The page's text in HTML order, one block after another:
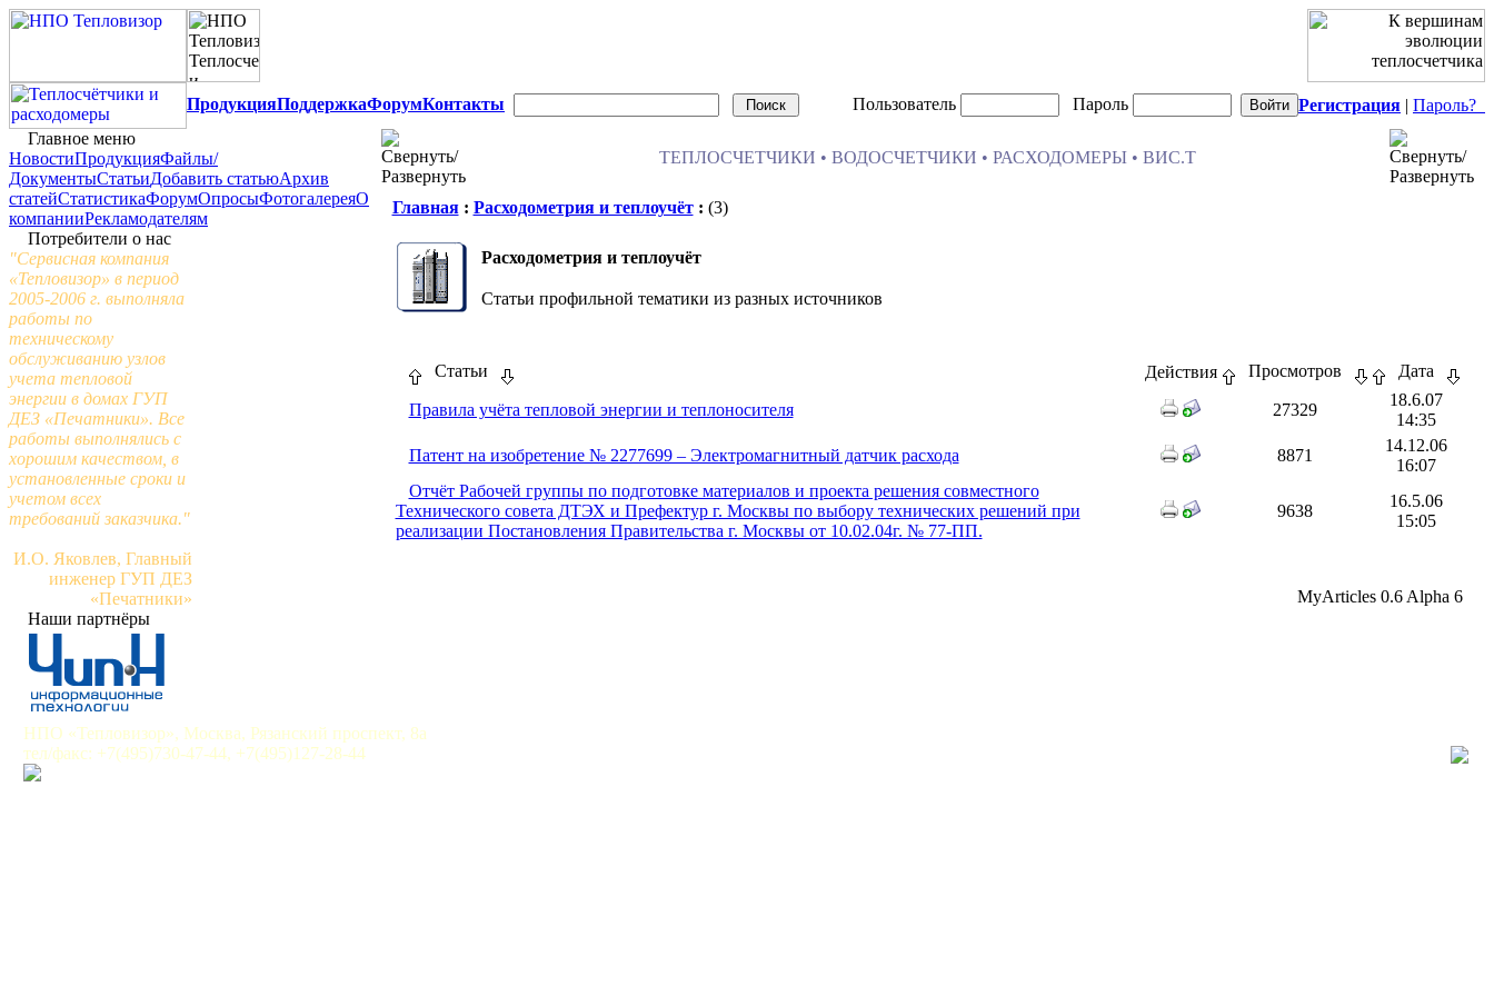
ПродукцияПоддержкаФорумКонтакты Пользователь Пароль Регистрация | Пароль?
Главное меню
НовостиПродукцияФайлы/
ДокументыСтатьиДобавить статьюАрхив
статейСтатистикаФорумОпросыФотогалереяО
компанииРекламодателям
Потребители о нас
"Сервисная компания
«Тепловизор» в период
2005-2006 г. выполняла
работы по
техническому
обслуживанию узлов
учета тепловой
энергии в домах ГУП
ДЕЗ «Печатники». Все
работы выполнялись с
хорошим качеством, в
установленные сроки и
учетом всех
требований заказчика."
И.О. Яковлев, Главный
инженер ГУП ДЕЗ
«Печатники»
Наши партнёры
ТЕПЛОСЧЕТЧИКИ • ВОДОСЧЕТЧИКИ • РАСХОДОМЕРЫ • ВИС.Т
Главная: Расходометрия и теплоучёт: (3)
Расходометрия и теплоучёт
Статьи профильной тематики из разных источников
Статьи Действия Просмотров Дата
Правила учёта тепловой энергии и теплоносителя 27329
18.6.07
14:35
Патент на изобретение № 2277699 – Электромагнитный датчик расхода
8871
14.12.06
16:07
Отчёт Рабочей группы по подготовке материалов и проекта решения совместного
Технического совета ДТЭХ и Префектур г. Москвы по выбору технических решений при
реализации Постановления Правительства г. Москвы от 10.02.04г. № 77-ПП.
9638
16.5.06
15:05
MyArticles 0.6 Alpha 6
НПО «Тепловизор», Москва, Рязанский проспект, 8а
тел/факс: +7(495)730-47-44, +7(495)127-28-44